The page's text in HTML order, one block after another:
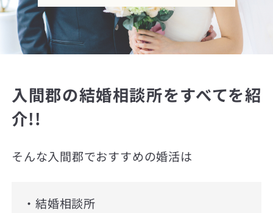
入間郡の結婚相談所をすべてを紹
介!!
そんな入間郡でおすすめの婚活は
・結婚相談所